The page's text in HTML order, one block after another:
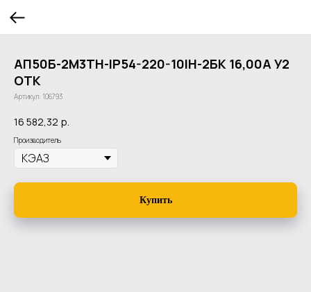
АП50Б-2М3ТН-IP54-220-10IН-2БК 16,00А У2
ОТК
Артикул: 106793
16 582,32 р.
Производитель
Купить